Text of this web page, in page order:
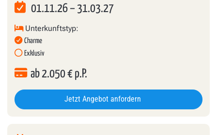
01.11.26 – 31.03.27
Unterkunftstyp:
Charme
Exklusiv
ab2.050€ p.P.
Jetzt Angebot anfordern